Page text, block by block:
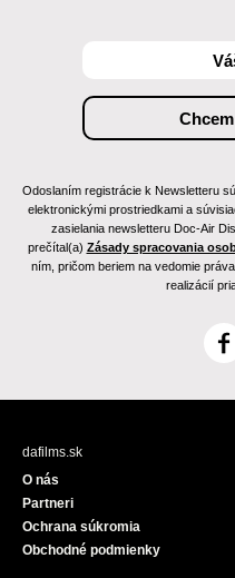
Odoslaním registrácie k Newsletteru
elektronickými prostriedkami a
zasielania newsletteru Doc-Air
prečítal(a) Zásady spracovania
ním, pričom beriem na vedomie
realizácií
F
c
dafilms.sk
O nás
Partneri
Ochrana súkromia
Obchodné podmienky